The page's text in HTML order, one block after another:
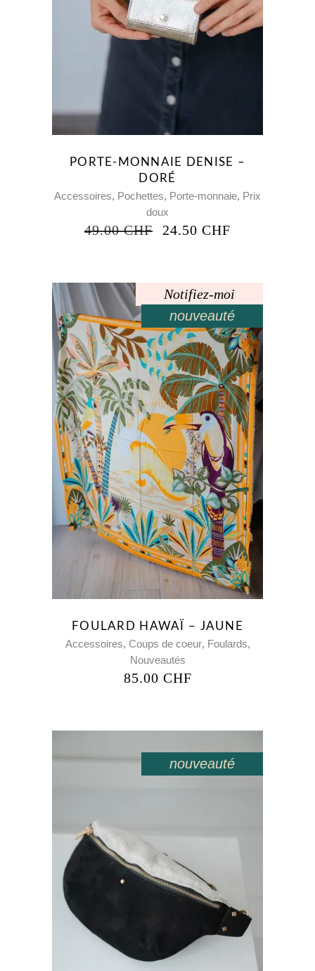
PORTE-MONNAIE DENISE –
DORÉ
Accessoires, Pochettes, Porte-monnaie, Prix
doux
49.00CHF
LE
49.00 CHF.
24.50 CHF
24.50 CHF.
Notifiez-moi
nouveauté
FOULARD HAWAÏ – JAUNE
Accessoires, Coups de coeur, Foulards,
Nouveautés
85.00 CHF
nouveauté